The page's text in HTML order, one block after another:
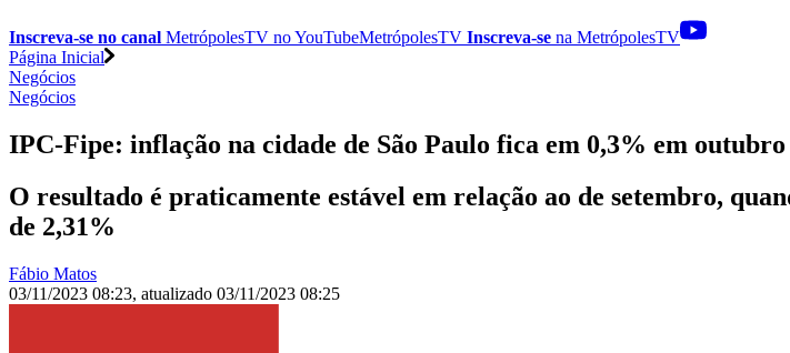
Inscreva-se no canal MetrópolesTV noYouTubeMetrópolesTV Inscreva-se na MetrópolesTV
Página Inicial
Negócios
Negócios
IPC-Fipe: inflação na cidade de São Paulo fica em 0,3% em outubro
O resultado é praticamente estável em relação ao de setembro,
de 2,31%
Fábio Matos
03/11/2023 08:23, atualizado 03/11/2023 08:25